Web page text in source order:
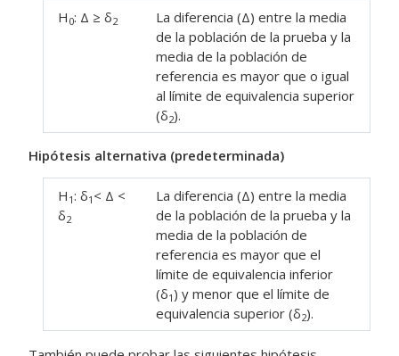
H 0: Δ ≥ δ2
La diferencia (Δ) entre la media
de la población de la prueba y la
media de la población de
referencia es mayor que o igual
al límite de equivalencia superior
(δ2).
Hipótesis alternativa (predeterminada)
H 1: δ1 < Δ <
δ2
La diferencia (Δ) entre la media
de la población de la prueba y la
media de la población de
referencia es mayor que el
límite de equivalencia inferior
(δ1 ) y menor que el límite de
equivalencia superior (δ2).